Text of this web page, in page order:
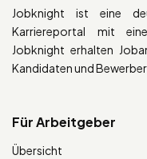
Jobknight ist eine
Karriereportal mit
Jobknight erhalten
Kandidaten und Bewerber
Für Arbeitgeber
Übersicht